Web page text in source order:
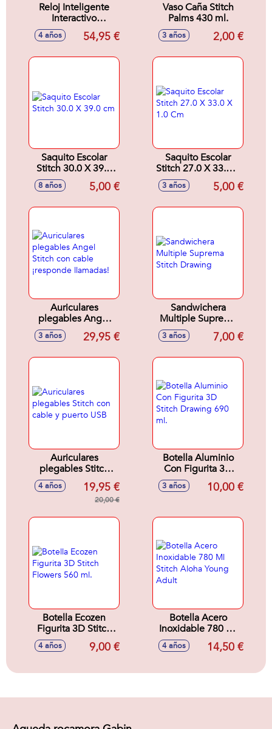
Reloj Inteligente
Interactivo
multifuncioneso
Stitch
4 años 54,95 €
Vaso Caña Stitch
Palms 430 ml.
3 años 2,00 €
Saquito Escolar
Stitch 30.0 X 39.0
8 años 5,00 €
Saquito Escolar
Stitch 27.0 X 33.0 X
1.0 Cm
3 años 5,00 €
Auriculares
plegables Angel
Stitch con cable
¡responde
3 años 29,95 €
Sandwichera
Multiple Suprema
Stitch Drawing
3 años 7,00 €
Auriculares
plegables Stitch
con cable y puerto
USB
4 años 19,95 €
20,00 €
Botella Aluminio
Con Figurita 3D
Stitch Drawing 690
3 años 10,00 €
Botella Ecozen
Figurita 3D Stitch
Flowers 560 ml.
4 años 9,00 €
Botella Acero
Inoxidable 780 Ml
Stitch Aloha Young
Adult
4 años 14,50 €